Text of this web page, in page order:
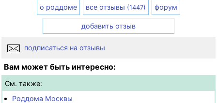
о роддоме все отзывы (1447) форум
добавить отзыв
подписаться на отзывы
Вам может быть интересно:
См. также:
Роддома Москвы